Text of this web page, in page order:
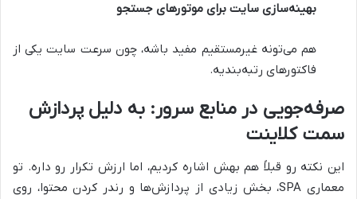
بهینه‌سازی سایت برای موتورهای جستجو
هم می‌تونه غیرمستقیم مفید باشه، چون سرعت سایت یکی از
فاکتورهای رتبه‌بندیه.
صرفه‌جویی در منابع سرور: به دلیل پردازش
سمت کلاینت
این نکته رو قبلاً هم بهش اشاره کردیم، اما ارزش تکرار رو داره. تو
معماری SPA، بخش زیادی از پردازش‌ها و رندر کردن محتوا، روی